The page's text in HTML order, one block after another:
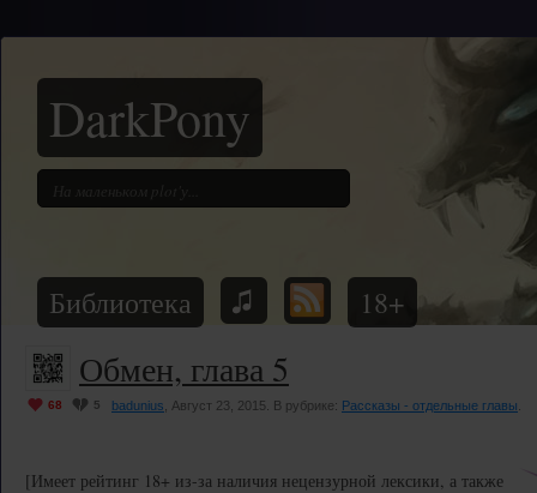
DarkPony
Библиотека 18+
Обмен, глава 5
68 5 badunius , Август 23, 2015. В рубрике: Рассказы - отдельные главы
[Имеет рейтинг 18+ из-за наличия нецензурной лексики, а также